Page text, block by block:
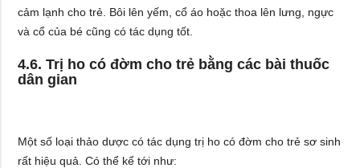
cảm lạnh cho trẻ. Bôi lên yếm, cổ áo hoặc thoa lên lưng, ngực
và cổ của bé cũng có tác dụng tốt.
4.6. Trị ho có đờm cho trẻ bằng các bài thuốc
dân gian
Một số loại thảo dược có tác dụng trị ho có đờm cho trẻ sơ sinh
rất hiệu quả. Có thể kể tới như: